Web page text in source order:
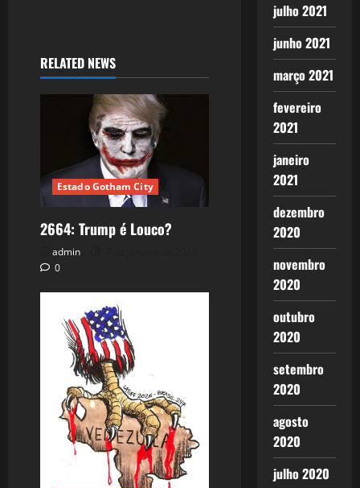
RELATED NEWS
Estado Gotham City
2664: Trump é Louco?
admin
0
julho 2021
junho 2021
março 2021
fevereiro
2021
janeiro
2021
dezembro
2020
novembro
2020
outubro
2020
setembro
2020
agosto
2020
julho 2020